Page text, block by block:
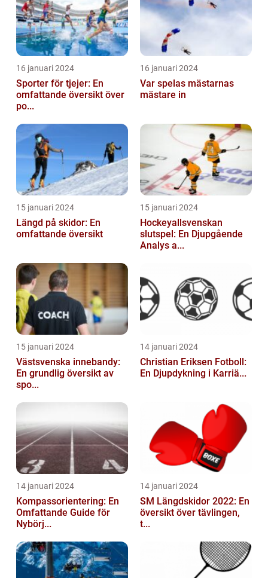
16 januari 2024
Sporter för tjejer: En
omfattande översikt över
po...
16 januari 2024
Var spelas mästarnas
mästare in
15 januari 2024
Längd på skidor: En
omfattande översikt
15 januari 2024
Hockeyallsvenskan
slutspel: En Djupgående
Analys a...
15 januari 2024
Västsvenska innebandy:
En grundlig översikt av
spo...
14 januari 2024
Christian Eriksen Fotboll:
En Djupdykning i Karriä...
14 januari 2024
Kompassorientering: En
Omfattande Guide för
Nybörj...
14 januari 2024
SM Längdskidor 2022: En
översikt över tävlingen,
t...